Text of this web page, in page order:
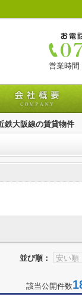
営業時間
鉄大阪線の賃貸物件
並び順：
該当公開件数